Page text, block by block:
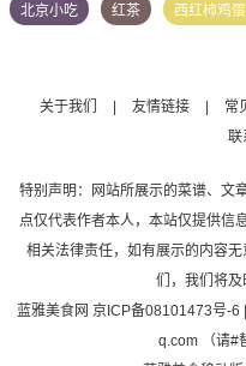
北京小吃 红茶 西红柿鸡
关于我们 | 友情链接 | 常
联
特别声明：网站所展示的菜谱、文
点仅代表作者本人，本站仅提供信
相关法律责任，如有展示的内容
们，我们将及
蓝雅美食网 京ICP备08101473号-6
q.com （请#